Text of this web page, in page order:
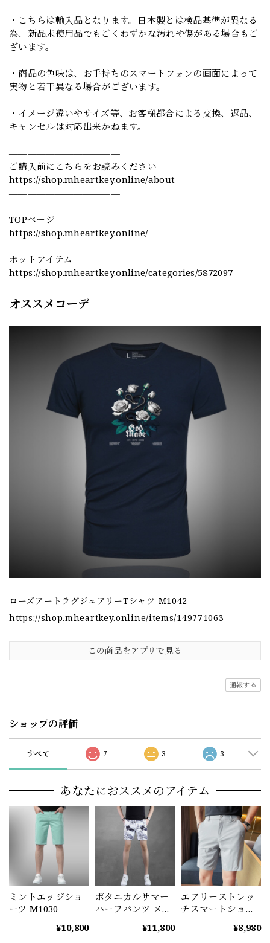
・こちらは輸入品となります。日本製とは検品基準が異なる
為、新品未使用品でもごくわずかな汚れや傷がある場合もご
ざいます。
・商品の色味は、お手持ちのスマートフォンの画面によって
実物と若干異なる場合がございます。
・イメージ違いやサイズ等、お客様都合による交換、返品、
キャンセルは対応出来かねます。
————————————
ご購入前にこちらをお読みください
https://shop.mheartkey.online/about
————————————
TOPページ
https://shop.mheartkey.online/
ホットアイテム
https://shop.mheartkey.online/categories/5872097
オススメコーデ
ローズアートラグジュアリーTシャツ M1042
https://shop.mheartkey.online/items/149771063
この商品をアプリで見る
通報する
ショップの評価
すべて 7 3 3
あなたにおススメのアイテム
ミントエッジショ
ーツ M1030
¥10,800
ボタニカルサマー
ハーフパンツ メン
ンツ M1047¥11,800
エアリーストレッ
チスマートショー
¥8,980